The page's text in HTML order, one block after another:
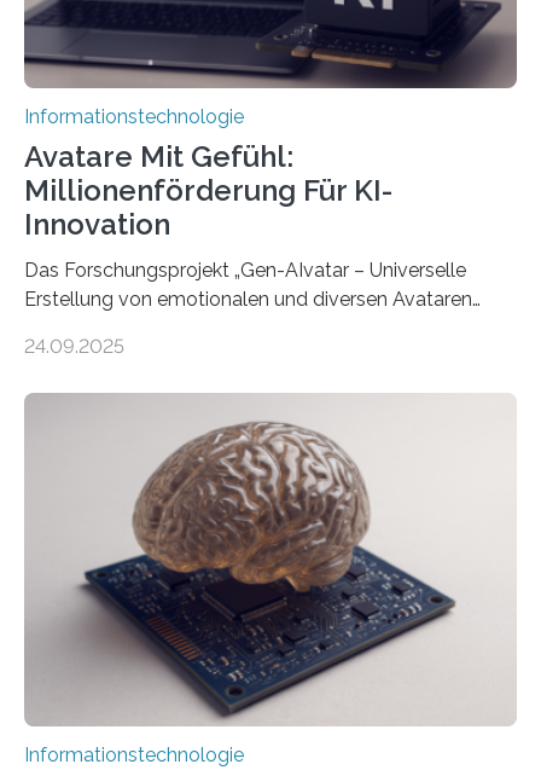
Informationstechnologie
Avatare Mit Gefühl:
Millionenförderung Für KI-
Innovation
Das Forschungsprojekt „Gen-AIvatar – Universelle
Erstellung von emotionalen und diversen Avataren
Förderung in Höhe von rund 2 Millionen Euro. Dabei
der MindPort GmbH eine neuartige, KI-gestützte
Lösung zur Erzeugung von Emotionen für realistische
Avatare. Gen-AIvatar entwickelt innovative und
kosteneffiziente Methoden, um lebensechte Avatare zu
erstellen. „Besonders wichtig ist uns eine ganzheitliche
Animation, bei der Stimme, Körperbewegung, Gestik
und Mimik im Einklang sind…
24.09.2025
Informationstechnologie